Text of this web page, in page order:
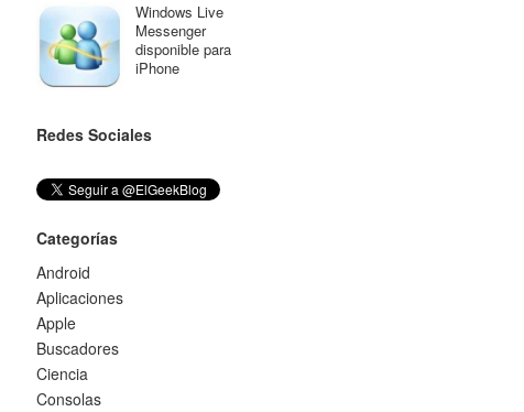
Windows Live
Messenger
disponible para
iPhone
Redes Sociales
Categorías
Android
Aplicaciones
Apple
Buscadores
Ciencia
Consolas